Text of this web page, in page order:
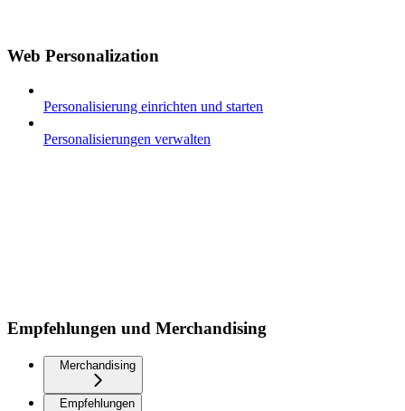
Web Personalization
Personalisierung einrichten und starten
Personalisierungen verwalten
Empfehlungen und Merchandising
Merchandising
Empfehlungen